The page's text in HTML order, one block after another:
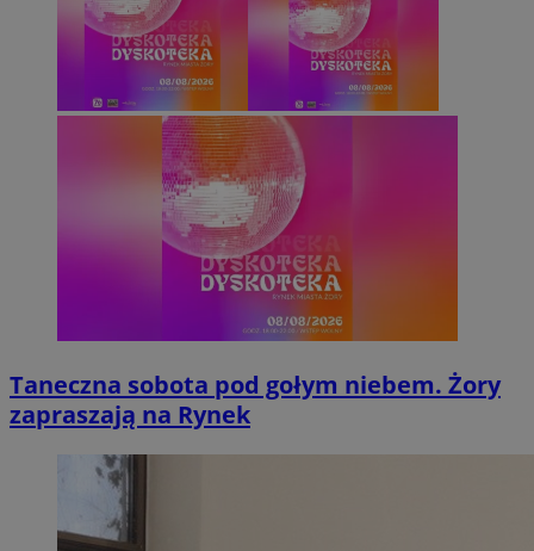
Taneczna sobota pod gołym niebem. Żory
zapraszają na Rynek